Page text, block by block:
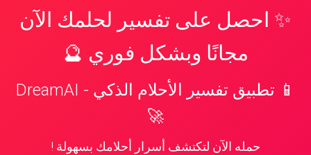
✨ احصل على تفسير لحلمك الآن
مجانًا وبشكل فوري 🔮
📱 تطبيق تفسير الأحلام الذكي - DreamAI
🚀
حمله الآن لتكتشف أسرار أحلامك بسهولة !